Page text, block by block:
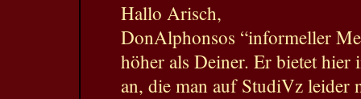
Hallo Arisch,
DonAlphonsos “informeller
höher als Deiner. Er bietet
an, die man auf StudiVz leider